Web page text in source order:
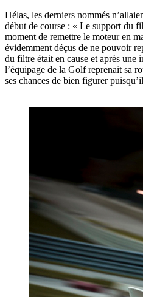
Hélas, les derniers nommés
début de course : « Le support du
moment de remettre le moteur en
évidemment déçus de ne pouvoir
du filtre était en cause et après une
l’équipage de la Golf reprenait sa
ses chances de bien figurer